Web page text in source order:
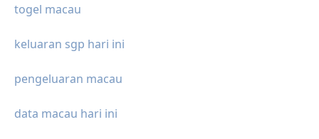
togel macau
keluaran sgp hari ini
pengeluaran macau
data macau hari ini